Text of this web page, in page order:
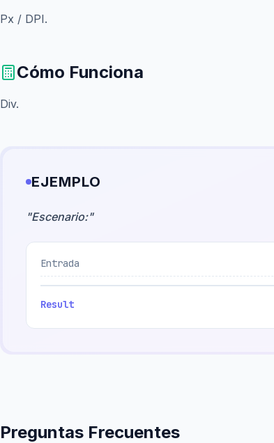
Px / DPI.
Cómo Funciona
Div.
EJEMPLO
"Escenario:"
Entrada
Result
Preguntas Frecuentes